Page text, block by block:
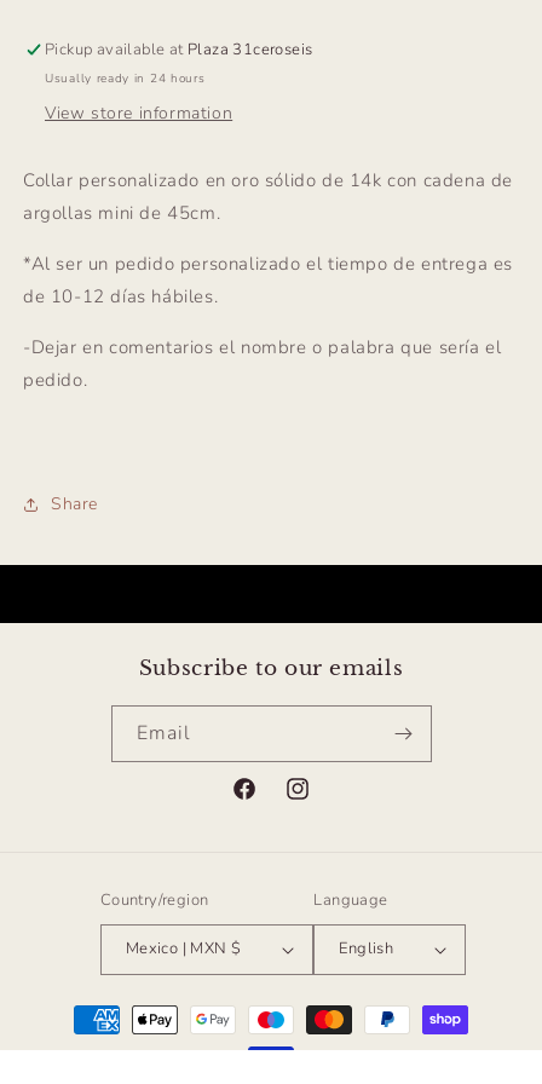
Pickup available at Plaza 31ceroseis
Usually ready in 24 hours
View store information
Collar personalizado en oro sólido de 14k con cadena de
argollas mini de 45cm.
*Al ser un pedido personalizado el tiempo de entrega es
de 10-12 días hábiles.
-Dejar en comentarios el nombre o palabra que sería el
pedido.
Share
Subscribe to our emails
Email
FacebookInstagram
Country/region
Mexico | MXN $
Language
English
Payment
methods